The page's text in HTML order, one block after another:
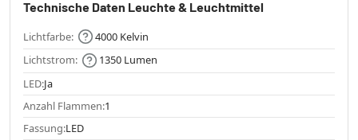
Technische Daten Leuchte & Leuchtmittel
Lichtfarbe:
4000 Kelvin
Lichtstrom:
1350 Lumen
LED:Ja
Anzahl Flammen:1
Fassung:LED